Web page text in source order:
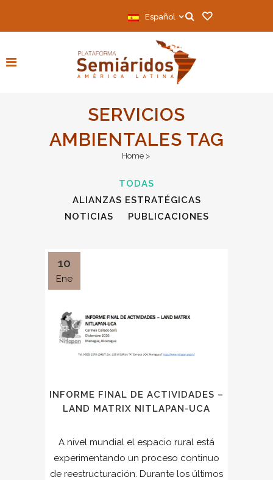
Español
SERVICIOS
AMBIENTALES TAG
Home>
TODAS
ALIANZAS ESTRATÉGICAS
NOTICIAS
PUBLICACIONES
10
Ene
INFORME FINAL DE ACTIVIDADES –
LAND MATRIX NITLAPAN-UCA
A nivel mundial el espacio rural está
experimentando un proceso continuo
de reestructuración. Durante los últimos